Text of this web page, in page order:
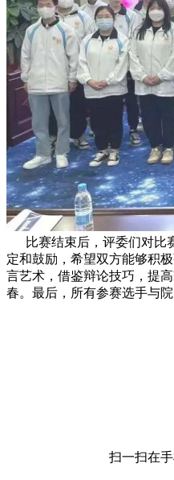
比赛结束后，评委们对比
定和鼓励，希望双方能够积
言艺术，借鉴辩论技巧，提
春。最后，所有参赛选手与
扫一扫在